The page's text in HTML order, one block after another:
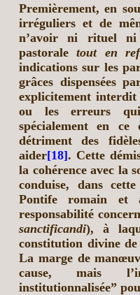
Premièrement, en
irréguliers et de
n’avoir ni rituel ni
pastoraletout en
indications sur les
grâces dispensées
explicitement interdit
ou les erreurs
spécialement en
détriment des
aider[18]. Cette
la cohérence avec la
conduise, dans
Pontife romain et
responsabilité
sanctificandi), à
constitution divine de
La marge de
cause, mais
institutionnalisée”